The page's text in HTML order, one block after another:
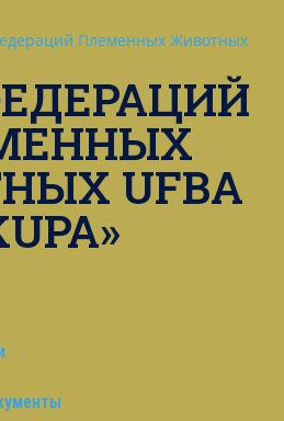
UFBA